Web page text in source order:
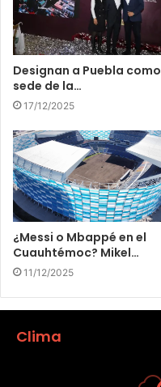
Designan a Puebla como
sede de la…
17/12/2025
¿Messi o Mbappé en el
Cuauhtémoc? Mikel…
11/12/2025
Clima